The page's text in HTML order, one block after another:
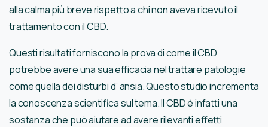
alla calma più breve rispetto a chi non aveva ricevuto il
trattamento con il CBD.
Questi risultati forniscono la prova di come il CBD
potrebbe avere una sua efficacia nel trattare patologie
come quella dei disturbi d’ ansia. Questo studio incrementa
la conoscenza scientifica sul tema. Il CBD è infatti una
sostanza che può aiutare ad avere rilevanti effetti